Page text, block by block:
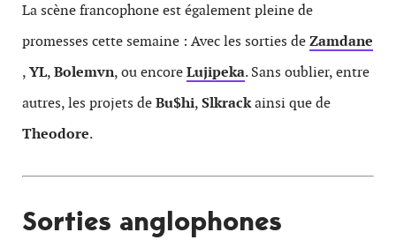
La scène francophone est également pleine de
promesses cette semaine : Avec les sorties deZamdane
,YL,Bolemvn, ou encoreLujipeka. Sans oublier, entre
autres, les projets deBu$hi,Slkrackainsi que de
Theodore.
Sorties anglophones